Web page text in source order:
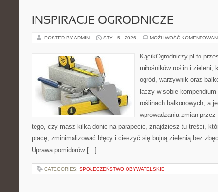
INSPIRACJE OGRODNICZE
POSTED BY ADMIN STY - 5 - 2026 MOŻLIWOŚĆ
KącikOgrodniczy.pl to
miłośników roślin i zieleni,
ogród, warzywnik oraz
łączy w sobie
roślinach balkonowych, a
wprowadzania zmian przez
tego, czy masz kilka donic na parapecie, znajdziesz tu treści,
pracę, zminimalizować błędy i cieszyć się bujną zielenią bez
Uprawa pomidorów […]
CATEGORIES: SPOŁECZEŃSTWO OBYWATELSKIE